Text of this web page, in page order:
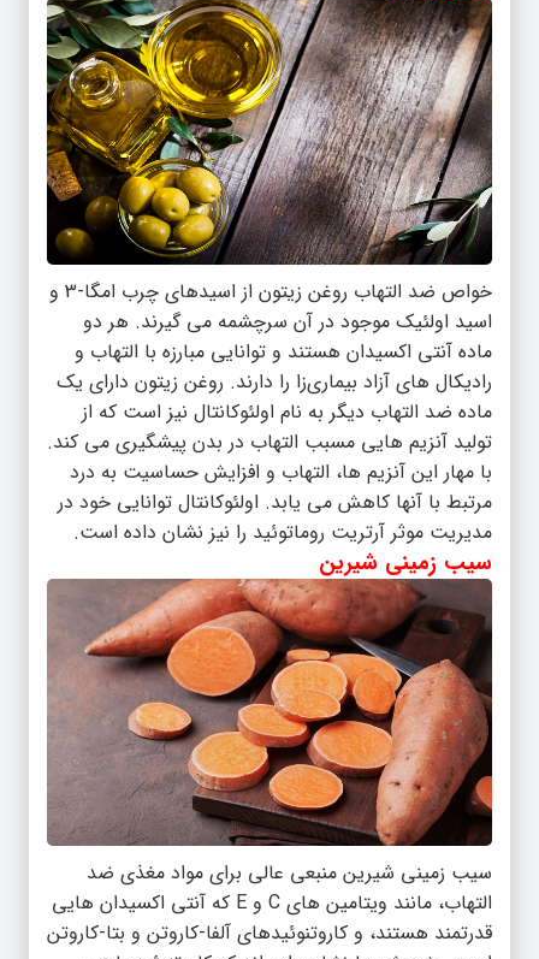
خواص ضد التهاب روغن زیتون از اسیدهای چرب امگا-3 و
اسید اولئیک موجود در آن سرچشمه می گیرند. هر دو
ماده آنتی اکسیدان هستند و توانایی مبارزه با التهاب و
رادیکال های آزاد بیماری‌زا را دارند. روغن زیتون دارای یک
ماده ضد التهاب دیگر به نام اولئوکانتال نیز است که از
تولید آنزیم هایی مسبب التهاب در بدن پیشگیری می کند.
با مهار این آنزیم ها، التهاب و افزایش حساسیت به درد
مرتبط با آنها کاهش می یابد. اولئوکانتال توانایی خود در
مدیریت موثر آرتریت روماتوئید را نیز نشان داده است.
سیب زمینی شیرین
سیب زمینی شیرین منبعی عالی برای مواد مغذی ضد
التهاب، مانند ویتامین های C و E که آنتی اکسیدان هایی
قدرتمند هستند، و کاروتنوئیدهای آلفا-کاروتن و بتا-کاروتن